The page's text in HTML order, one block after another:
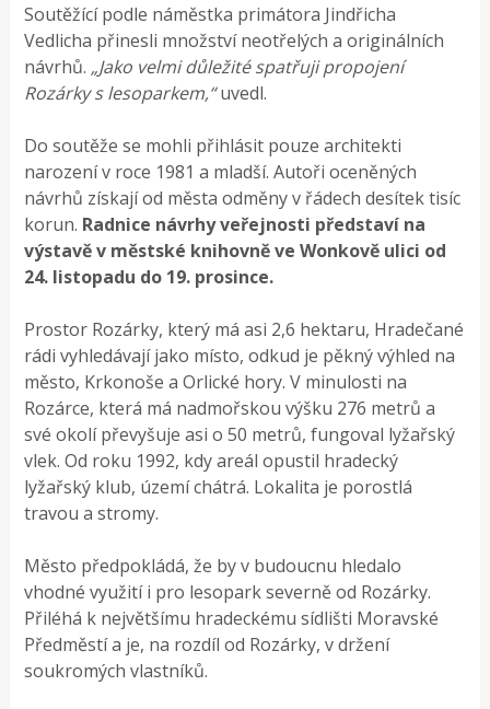
Soutěžící podle náměstka primátora Jindřicha
Vedlicha přinesli množství neotřelých a originálních
návrhů. „Jako velmi důležité spatřuji propojení
Rozárky s lesoparkem,“uvedl.
Do soutěže se mohli přihlásit pouze architekti
narození v roce 1981 a mladší. Autoři oceněných
návrhů získají od města odměny v řádech desítek tisíc
korun. Radnice návrhy veřejnosti představí na
výstavě v městské knihovně ve Wonkově ulici od
24. listopadu do 19. prosince.
Prostor Rozárky, který má asi 2,6 hektaru, Hradečané
rádi vyhledávají jako místo, odkud je pěkný výhled na
město, Krkonoše a Orlické hory. V minulosti na
Rozárce, která má nadmořskou výšku 276 metrů a
své okolí převyšuje asi o 50 metrů, fungoval lyžařský
vlek. Od roku 1992, kdy areál opustil hradecký
lyžařský klub, území chátrá. Lokalita je porostlá
travou a stromy.
Město předpokládá, že by v budoucnu hledalo
vhodné využití i pro lesopark severně od Rozárky.
Přiléhá k největšímu hradeckému sídlišti Moravské
Předměstí a je, na rozdíl od Rozárky, v držení
soukromých vlastníků.